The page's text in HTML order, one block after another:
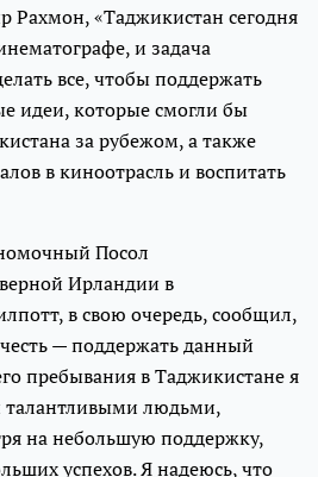
«Таджикистан сегодня
и задача
все, чтобы поддержать
идеи, которые смогли бы
за рубежом, а также
в киноотрасль и воспитать
Посол
Ирландии в
в свою очередь, сообщил,
— поддержать данный
пребывания в Таджикистане я
талантливыми людьми,
на небольшую поддержку,
успехов. Я надеюсь, что